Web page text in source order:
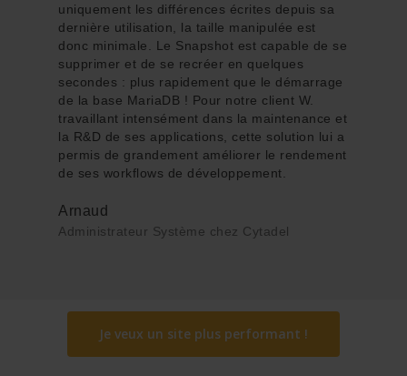
uniquement les différences écrites depuis sa
dernière utilisation, la taille manipulée est
donc minimale. Le Snapshot est capable de se
supprimer et de se recréer en quelques
secondes : plus rapidement que le démarrage
de la base MariaDB ! Pour notre client W.
travaillant intensément dans la maintenance et
la R&D de ses applications, cette solution lui a
permis de grandement améliorer le rendement
de ses workflows de développement.
Arnaud
Administrateur Système chez Cytadel
Je veux un site plus performant !